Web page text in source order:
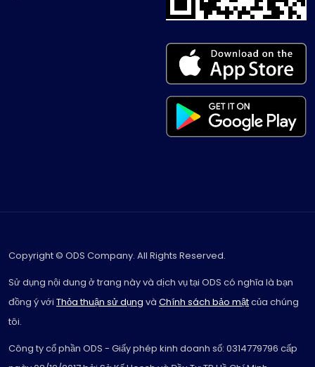
Copyright © ODS Company. All Rights Reserved.
Sử dụng nội dung ở trang này và dịch vụ tại ODS có nghĩa là bạn
đồng ý với Thỏa thuận sử dụng và Chính sách bảo mậtcủa chúng
tôi.
Công ty cổ phần ODS - Giấy phép kinh doanh số: 0314779796 cấp